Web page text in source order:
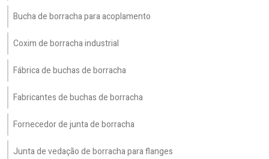
Bucha de borracha para acoplamento
Coxim de borracha industrial
Fábrica de buchas de borracha
Fabricantes de buchas de borracha
Fornecedor de junta de borracha
Junta de vedação de borracha para flanges